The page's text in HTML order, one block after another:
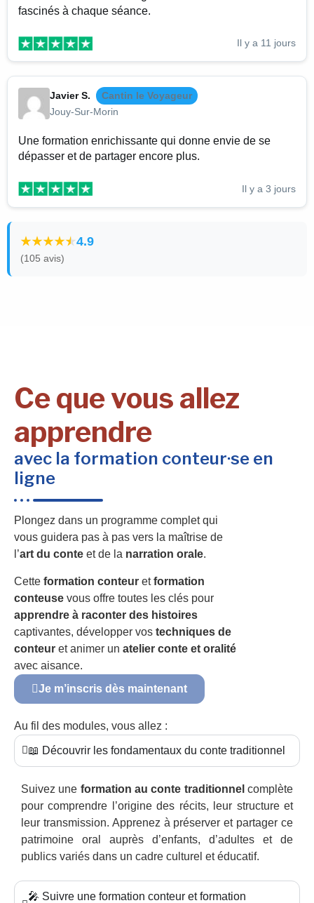
fascinés à chaque séance.
Il y a 11 jours
Javier S.
Cantin le Voyageur
Jouy-Sur-Morin
Une formation enrichissante qui donne envie de se
dépasser et de partager encore plus.
Il y a 3 jours
4.9
(105 avis)
Ce que vous allez
apprendre
avec la formation conteur·se en
ligne
Plongez dans un programme complet qui
vous guidera pas à pas vers la maîtrise de
l’art du conte et de la narration orale.
Cette formation conteur etformation
conteuse vous offre toutes les clés pour
apprendre à raconter des histoires
captivantes, développer vos techniques de
conteur et animer un atelier conte et oralité
avec aisance.
Je m’inscris dès maintenant
Au fil des modules, vous allez :
📖 Découvrir les fondamentaux du conte traditionnel
Suivez une formation au conte traditionnel complète
pour comprendre l’origine des récits, leur structure et
leur transmission. Apprenez à préserver et partager ce
patrimoine oral auprès d’enfants, d’adultes et de
publics variés dans un cadre culturel et éducatif.
🎤 Suivre une formation conteur et formation